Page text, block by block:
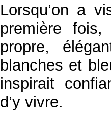
Lorsqu’on a
première
propre,
blanches et
inspirait
d’y vivre.